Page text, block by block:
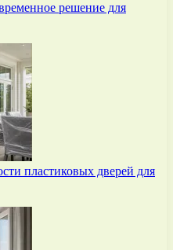
решение для
пластиковых дверей для